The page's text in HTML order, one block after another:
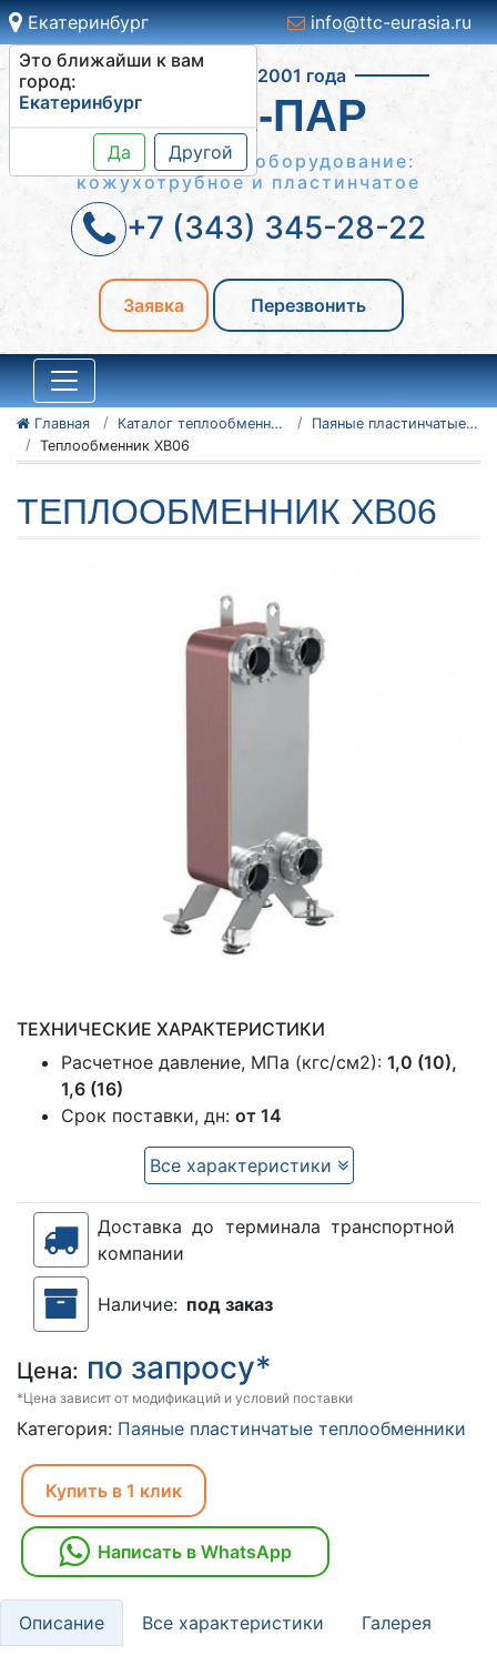
Екатеринбург
Это ближайши к вам
город:
Екатеринбург
Да Другой
info@ttc-eurasia.ru
Работаем с 2001 года
ВОДА-ПАР
Теплообменное оборудование:
кожухотрубное и пластинчатое
+7 (343) 345-28-22
Заявка Перезвонить
Главная Каталог теплообменного оборудования
Паяные пластинчатые теплообменники
Теплообменник XB06
ТЕПЛООБМЕННИК XB06
ТЕХНИЧЕСКИЕ ХАРАКТЕРИСТИКИ
Расчетное давление, МПа (кгс/см2): 1,0 (10),
1,6 (16)
Срок поставки, дн: от 14
Все характеристики
Доставка до терминала транспортной
компании
Наличие: под заказ
Цена: по запросу*
*Цена зависит от модификаций и условий поставки
Категория: Паяные пластинчатые теплообменники
Купить в 1 клик
Написать в WhatsApp
Описание Все характеристики Галерея